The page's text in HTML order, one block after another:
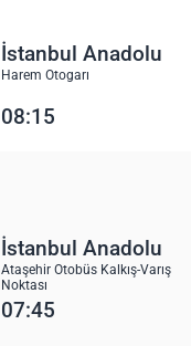
İstanbul Anadolu
Harem Otogarı
08:15
İstanbul Anadolu
Ataşehir Otobüs Kalkış-Varış
Noktası
07:45